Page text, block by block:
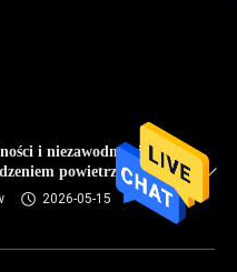
i niezawodności
powietrzem
2026-05-15